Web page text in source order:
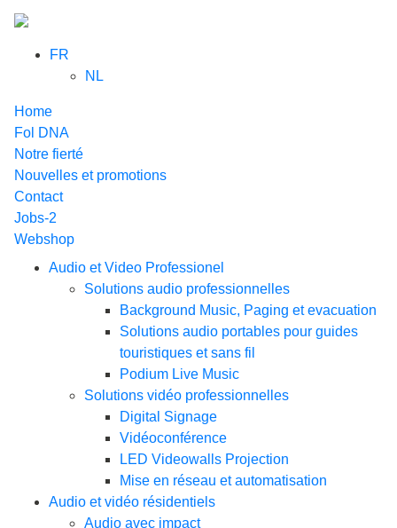
FR
NL
Home
Fol DNA
Notre fierté
Nouvelles et promotions
Contact
Jobs-2
Webshop
Audio et Video Professionel
Solutions audio professionnelles
Background Music, Paging et evacuation
Solutions audio portables pour guides
touristiques et sans fil
Podium Live Music
Solutions vidéo professionnelles
Digital Signage
Vidéoconférence
LED Videowalls Projection
Mise en réseau et automatisation
Audio et vidéo résidentiels
Audio avec impact